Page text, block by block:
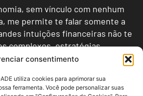
consentimento
utiliza cookies para aprimorar sua
ferramenta. Você pode personalizar suas
sem vínculo com nenhum
me permite te falar somente a
intuições financeiras não te
complexos, estratégias
e sim com muita